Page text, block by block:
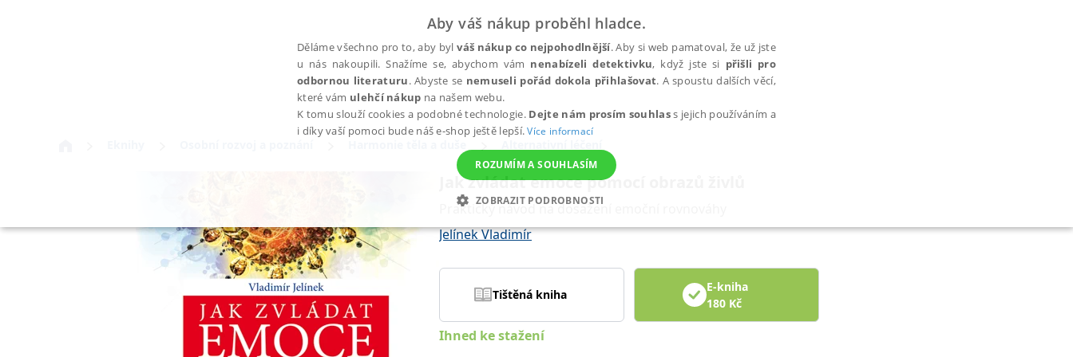
Jak zvládat emoce pomocí obrazů živlů
Praktický návod na dosažení emoční rovnováhy
Jelínek Vladimír
Tištěná kniha
E-kniha
180 Kč
Ihned ke stažení
Aby váš nákup proběhl hladce.
Děláme všechno pro to, aby bylváš nákup co nejpohodlnější. Aby si web pamatoval, že už jste
u nás nakoupili. Snažíme se, abychom vám nenabízeli detektivku, když jste si přišli pro
odbornou literaturu. Abyste se nemuseli pořád dokola přihlašovat. A spoustu dalších věcí,
které vám ulehčí nákup na našem webu.
K tomu slouží cookies a podobné technologie. Dejte nám prosím souhlass jejich používáním a
i díky vaší pomoci bude náš e-shop ještě lepší.Více informací
ROZUMÍM A SOUHLASÍM
ZOBRAZIT PODROBNOSTI
NEZBYTNÉ ANALYTICKÉ MARKETINGOVÉ FUNKČNÍ NEZAŘAZENÉ SOUBORY
Nezbytné Marketingové Nezařazené soubory
Nezbytně nutné soubory cookie umožňují základní funkce webových stránek, jako je přihlášení uživatele a správa účtu. Webové stránky nelze bez nezbytně nutných souborů cookie správně používat.
Provider /